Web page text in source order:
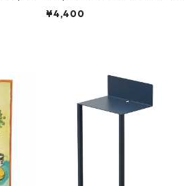
ーチ.ラ
AKU Timeless 100パーセント ス
¥4,400